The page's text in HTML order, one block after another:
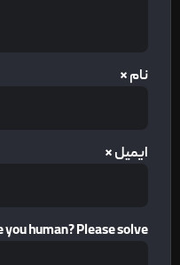
نام*
ایمیل*
you human? Please solve: